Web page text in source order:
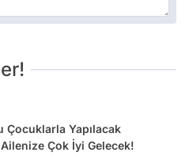
Çocuklarla Yapılacak
Çok İyi Gelecek!